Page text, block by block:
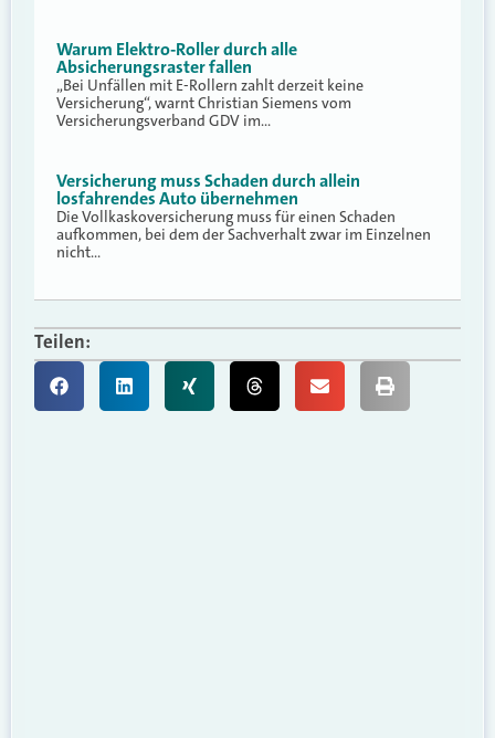
Warum Elektro-Roller durch alle
Absicherungsraster fallen
„Bei Unfällen mit E-Rollern zahlt derzeit keine
Versicherung“, warnt Christian Siemens vom
Versicherungsverband GDV im…
Versicherung muss Schaden durch allein
losfahrendes Auto übernehmen
Die Vollkaskoversicherung muss für einen Schaden
aufkommen, bei dem der Sachverhalt zwar im Einzelnen
nicht…
Teilen: